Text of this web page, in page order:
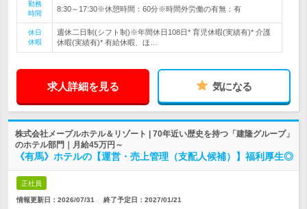
勤務
時間
8:30～17:30※休憩時間：60分※時間外労働の有無：有
休日
休暇
週休二日制(シフト制)※年間休日108日* 育児休暇(実績有)* 介護
休暇(実績有)* 有給休暇、ほ…
求人詳細を見る 気になる
株式会社メープルホテル＆リゾート | 70年近い歴史を持つ「建隆グループ」
のホテル部門｜月給45万円～
《有馬》ホテルの【運営・売上管理（支配人候補）】福利厚生◎
正社員
情報更新日：2026/07/31 終了予定日： 2027/01/21